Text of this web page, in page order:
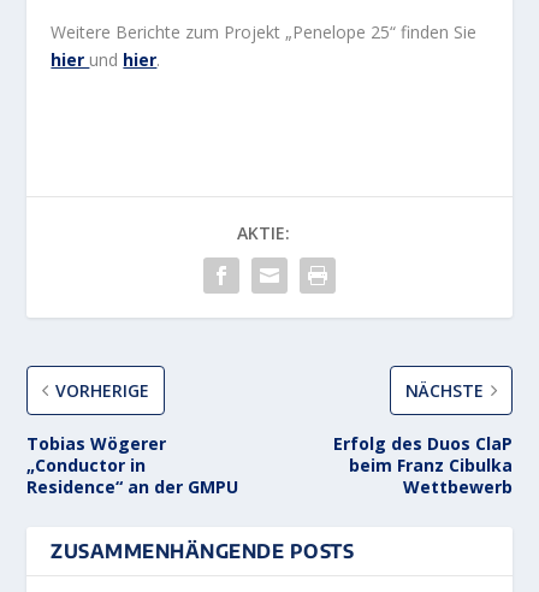
Weitere Berichte zum Projekt „Penelope 25“ finden Sie
hier und hier.
AKTIE:
VORHERIGE
Tobias Wögerer
„Conductor in
Residence“ an der GMPU
NÄCHSTE
Erfolg des Duos ClaP
beim Franz Cibulka
Wettbewerb
ZUSAMMENHÄNGENDE POSTS